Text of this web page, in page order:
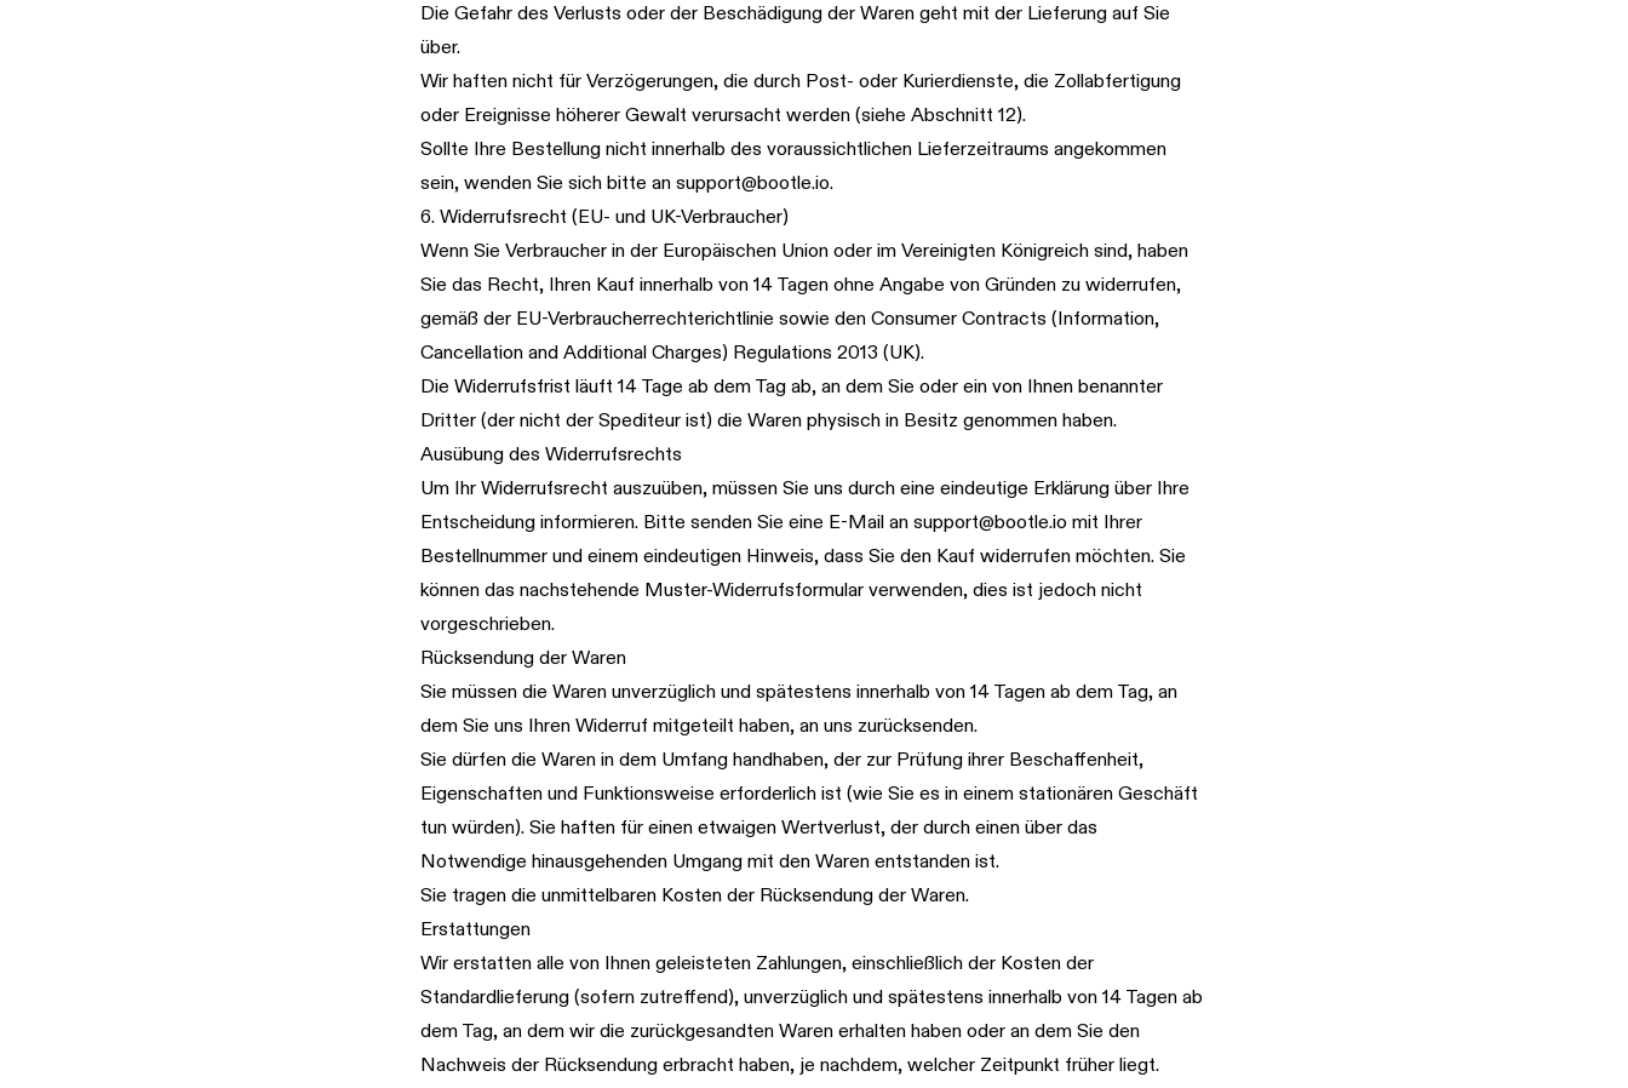
Die Gefahr des Verlusts oder der Beschädigung der Waren geht mit der Lieferung auf Sie
über.
Wir haften nicht für Verzögerungen, die durch Post- oder Kurierdienste, die Zollabfertigung
oder Ereignisse höherer Gewalt verursacht werden (siehe Abschnitt 12).
Sollte Ihre Bestellung nicht innerhalb des voraussichtlichen Lieferzeitraums angekommen
sein, wenden Sie sich bitte ansupport@bootle.io.
6. Widerrufsrecht (EU- und UK-Verbraucher)
Wenn Sie Verbraucher in der Europäischen Union oder im Vereinigten Königreich sind, haben
Sie das Recht, Ihren Kauf innerhalb von 14 Tagen ohne Angabe von Gründen zu widerrufen,
gemäß der EU-Verbraucherrechterichtlinie sowie den Consumer Contracts (Information,
Cancellation and Additional Charges) Regulations 2013 (UK).
Die Widerrufsfrist läuft 14 Tage ab dem Tag ab, an dem Sie oder ein von Ihnen benannter
Dritter (der nicht der Spediteur ist) die Waren physisch in Besitz genommen haben.
Ausübung des Widerrufsrechts
Um Ihr Widerrufsrecht auszuüben, müssen Sie uns durch eine eindeutige Erklärung über Ihre
Entscheidung informieren. Bitte senden Sie eine E-Mail ansupport@bootle.io mit Ihrer
Bestellnummer und einem eindeutigen Hinweis, dass Sie den Kauf widerrufen möchten. Sie
können das nachstehende Muster-Widerrufsformular verwenden, dies ist jedoch nicht
vorgeschrieben.
Rücksendung der Waren
Sie müssen die Waren unverzüglich und spätestens innerhalb von 14 Tagen ab dem Tag, an
dem Sie uns Ihren Widerruf mitgeteilt haben, an uns zurücksenden.
Sie dürfen die Waren in dem Umfang handhaben, der zur Prüfung ihrer Beschaffenheit,
Eigenschaften und Funktionsweise erforderlich ist (wie Sie es in einem stationären Geschäft
tun würden). Sie haften für einen etwaigen Wertverlust, der durch einen über das
Notwendige hinausgehenden Umgang mit den Waren entstanden ist.
Sie tragen die unmittelbaren Kosten der Rücksendung der Waren.
Erstattungen
Wir erstatten alle von Ihnen geleisteten Zahlungen, einschließlich der Kosten der
Standardlieferung (sofern zutreffend), unverzüglich und spätestens innerhalb von 14 Tagen ab
dem Tag, an dem wir die zurückgesandten Waren erhalten haben oder an dem Sie den
Nachweis der Rücksendung erbracht haben, je nachdem, welcher Zeitpunkt früher liegt.